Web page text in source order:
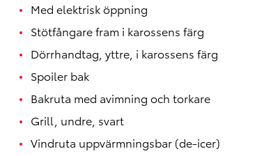
Med elektrisk öppning
Stötfångare fram i karossens färg
Dörrhandtag, yttre, i karossens färg
Spoiler bak
Bakruta med avimning och torkare
Grill, undre, svart
Vindruta uppvärmningsbar (de-icer)